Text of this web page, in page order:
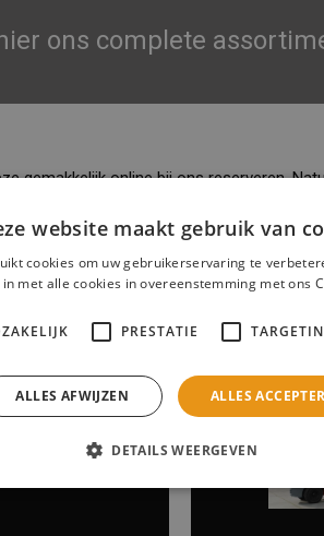
ons complete
gemakkelijk online bij ons reserveren.
kunt u contact met ons
enTilburg.
website maakt gebruik van
cookies om uw gebruikerservaring te
met alle cookies in overeenstemming met ons
PRESTATIE
ALLES
ALLES AFWIJZEN
DETAILS WEERGEVEN